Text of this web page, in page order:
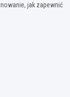
jak zapewnić